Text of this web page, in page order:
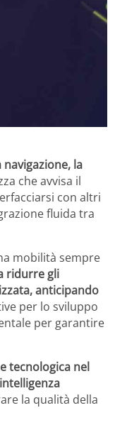
la
che avvisa il
con altri
fluida tra
mobilità sempre
ridurre gli
anticipando
per lo sviluppo
per garantire
tecnologica nel
la qualità della